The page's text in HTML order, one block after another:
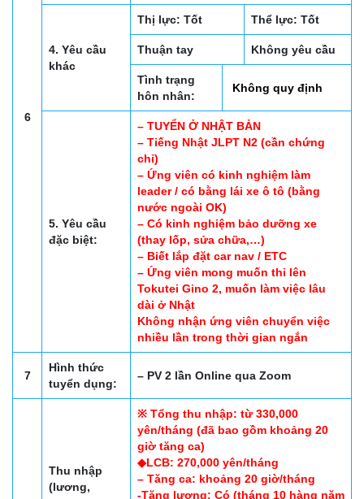
6
4. Yêu cầu
khác
Thị lực: Tốt Thể lực: Tốt
Thuận tay Không yêu cầu
Tình trạng
hôn nhân:
Không quy định
5. Yêu cầu
đặc biệt:
– TUYỂN Ở NHẬT BẢN
– Tiếng Nhật JLPT N2 (cần chứng
chỉ)
– Ứng viên có kinh nghiệm làm
leader / có bằng lái xe ô tô (bằng
nước ngoài OK)
– Có kinh nghiệm bảo dưỡng xe
(thay lốp, sửa chữa,…)
– Biết lắp đặt car nav / ETC
– Ứng viên mong muốn thi lên
Tokutei Gino 2, muốn làm việc lâu
dài ở Nhật
Không nhận ứng viên chuyển việc
nhiều lần trong thời gian ngắn
7
Hình thức
tuyển dụng:
– PV 2 lần Online qua Zoom
Thu nhập
(lương,
※ Tổng thu nhập: từ 330,000
yên/tháng (đã bao gồm khoảng 20
giờ tăng ca)
◆LCB: 270,000 yên/tháng
– Tăng ca: khoảng 20 giờ/tháng
-Tăng lương: Có (tháng 10 hàng năm